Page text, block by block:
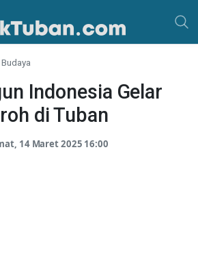
Indonesia Gelar
di Tuban
14 Maret 2025 16:00